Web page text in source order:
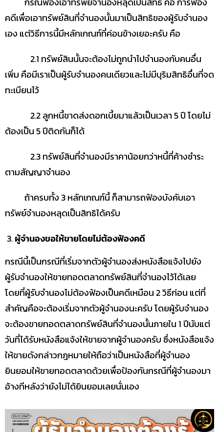
คดีเพื่อเอาทรัพย์สินที่จำนองนั้นมาเป็นสิทธิของผู้รับจำนอง
เอง แต่วิธีการนี้มีหลักเกณฑ์ที่ค่อนข้างเยอะครับ คือ
2.1 ทรัพย์สินนั้นจะต้องไม่ถูกนำไปจำนองกับคนอื่น
เพิ่ม คือมีเราเป็นผู้รับจำนองคนเดียวและไม่มีบุริมสิทธิอื่นที่จด
ทะเบียนไว้
2.2 ลูกหนี้ขาดส่งดอกเบี้ยมาแล้วเป็นเวลา 5 ปี โดยไม่
ต้องเป็น 5 ปีติดกันก็ได้
2.3 ทรัพย์สินที่จำนองมีราคาน้อยกว่าหนี้ที่ค้างชำระ
ตามสัญญาจำนอง
ถ้าครบทั้ง 3 หลักเกณฑ์นี้ ก็สามารถฟ้องบังคับเอา
ทรัพย์จำนองหลุดเป็นสิทธิได้ครับ
ผู้จำนองขอให้ขายโดยไม่ต้องฟ้องคดี
กรณีนี้เป็นกรณีที่เริ่มจากตัวผู้จำนองส่งหนังสือแจ้งไปยัง
ผู้รับจำนองให้ขายทอดตลาดทรัพย์สินที่จำนองไว้ได้เลย
โดยที่ผู้รับจำนองไม่ต้องฟ้องเป็นคดีเหมือน 2 วิธีก่อน แต่ที่
สำคัญคือจะต้องเริ่มจากตัวผู้จำนองนะครับ โดยผู้รับจำนอง
จะต้องขายทอดตลาดทรัพย์สินที่จำนองนั้นภายใน 1 ปีนับแต่
วันที่ได้รับหนังสือแจ้งให้ขายจากผู้จำนองครับ ซึ่งหนังสือแจ้ง
ให้ขายดังกล่าวกฎหมายให้ถือว่าเป็นหนังสือที่ผู้จำนอง
ยินยอมให้ขายทอดตลาดด้วยเพื่อป้องกันกรณีที่ผู้จำนองมา
อ้างทีหลังว่ายังไม่ได้ยินยอมเลยนั่นเอง